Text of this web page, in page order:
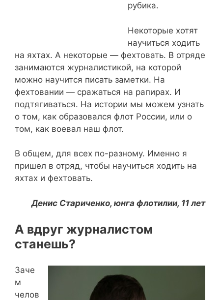
рубика.
Некоторые хотят
научиться ходить
на яхтах. А некоторые — фехтовать. В отряде
занимаются журналистикой, на которой
можно научится писать заметки. На
фехтовании — сражаться на рапирах. И
подтягиваться. На истории мы можем узнать
о том, как образовался флот России, или о
том, как воевал наш флот.
В общем, для всех по-разному. Именно я
пришел в отряд, чтобы научиться ходить на
яхтах и фехтовать.
Денис Стариченко, юнга флотилии, 11 лет
А вдруг журналистом
станешь?
Заче
м
челов